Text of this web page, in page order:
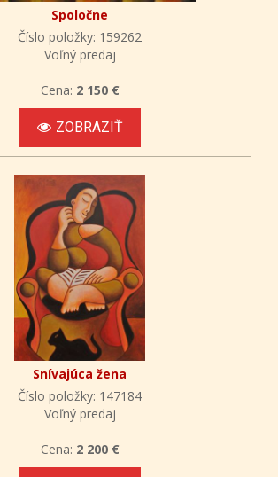
Spoločne
Číslo položky: 159262
Voľný predaj
Cena: 2 150 €
ZOBRAZIŤ
Snívajúca žena
Číslo položky: 147184
Voľný predaj
Cena: 2 200 €